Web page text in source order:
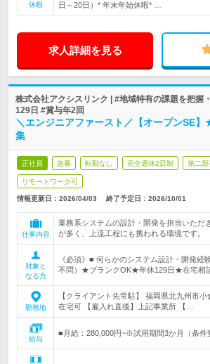
休暇
日～20日）* 年末年始休暇* …
求人詳細を見る
株式会社アクシスリンク | #地域特有の課題を把握
129日 #賞与年2回
＼エンジニアファースト／【オープンSE
集
正社員 急募 転勤なし 完全週休2日制 第二新
リモートワーク可
情報更新日：2026/04/03 終了予定日： 2026/10/01
仕事内容
業務系システムの設計・開発を担当いただ
が多く、上流工程にも携われる環境です。
対象と
なる方
《必須》■ 何らかのシステム設計・開発経
不問）★ブランクOK★年休129日★在宅相
勤務地
【クライアント先常駐】 福岡県北九州市
在宅可 【雇入れ直後】上記事業所 【…
給与
■月給：280,000円~※試用期間3か月（条件